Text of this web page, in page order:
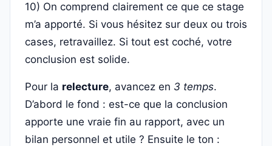
10) On comprend clairement ce que ce stage
m’a apporté. Si vous hésitez sur deux ou trois
cases, retravaillez. Si tout est coché, votre
conclusion est solide.
Pour la relecture, avancez en 3 temps.
D’abord le fond : est-ce que la conclusion
apporte une vraie fin au rapport, avec un
bilan personnel et utile ? Ensuite le ton :